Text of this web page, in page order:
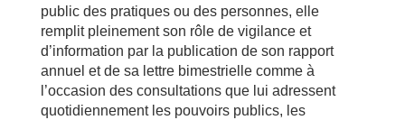
public des pratiques ou des personnes, elle
remplit pleinement son rôle de vigilance et
d’information par la publication de son rapport
annuel et de sa lettre bimestrielle comme à
l’occasion des consultations que lui adressent
quotidiennement les pouvoirs publics, les